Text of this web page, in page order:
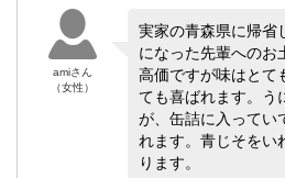
amiさん
（女性）
実家の青森県に帰省
になった先輩へのお
高価ですが味はとて
ても喜ばれます。う
が、缶詰に入ってい
れます。青じそをい
ります。